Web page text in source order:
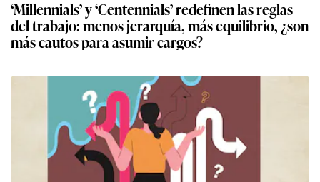
‘Millennials’ y ‘Centennials’ redefinen las reglas
del trabajo: menos jerarquía, más equilibrio, ¿son
más cautos para asumir cargos?